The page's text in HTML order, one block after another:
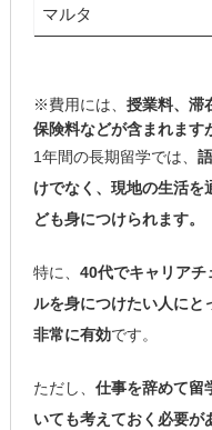
マルタ
※費用には、 授業料、滞
保険料などが含まれます
1年間の長期留学では、
けでなく、現地の生活を
ども身につけられます。
特に、 40代でキャリアチ
ルを身につけたい人にと
非常に有効です。
ただし、 仕事を辞めて留
いても考えておく必要が